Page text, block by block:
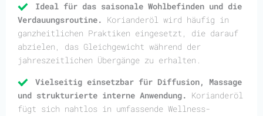
Ideal für das saisonale Wohlbefinden und die
Verdauungsroutine. Korianderöl wird häufig in
ganzheitlichen Praktiken eingesetzt, die darauf
abzielen, das Gleichgewicht während der
jahreszeitlichen Übergänge zu erhalten.
Vielseitig einsetzbar für Diffusion, Massage
und strukturierte interne Anwendung. Korianderöl
fügt sich nahtlos in umfassende Wellness-